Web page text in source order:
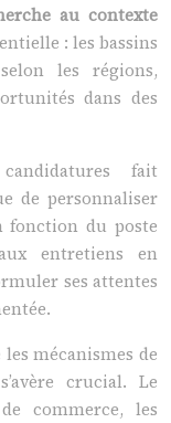
au contexte
: les bassins
les régions,
dans des
fait
de personnaliser
fonction du poste
entretiens en
ses attentes
mécanismes de
crucial. Le
commerce, les